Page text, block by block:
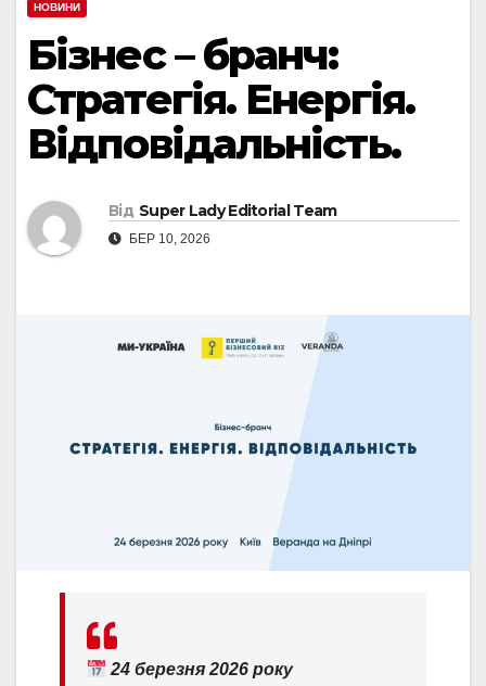
НОВИНИ
Бізнес – бранч:
Стратегія. Енергія.
Відповідальність.
Від Super Lady Editorial Team
БЕР 10, 2026
24 березня 2026 року